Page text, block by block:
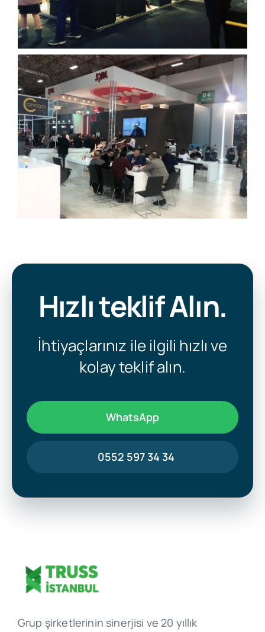
Hızlı teklif Alın.
İhtiyaçlarınız ile ilgili hızlı ve
kolay teklif alın.
WhatsApp
0552 597 34 34
Grup şirketlerinin sinerjisi ve 20 yıllık